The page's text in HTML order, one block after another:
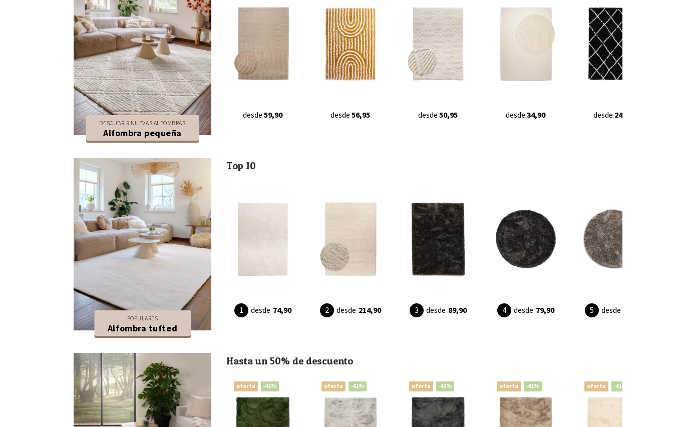
DESCUBRIR NUEVAS ALFOMBRAS
Alfombra pequeña
desde 59,90 desde 56,95 desde 50,95 desde 34,90 desde 24,95
POPULARES
Alfombra tufted
Top 10
desde 74,90 desde 214,90 desde 89,90 desde 79,90 desde
Hasta un 50% de descuento
oferta -41% oferta -41% oferta -41% oferta -41% oferta -41%